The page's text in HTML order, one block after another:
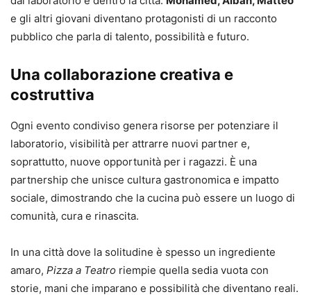
e gli altri giovani diventano protagonisti di un racconto
pubblico che parla di talento, possibilità e futuro.
Una collaborazione creativa e
costruttiva
Ogni evento condiviso genera risorse per potenziare il
laboratorio, visibilità per attrarre nuovi partner e,
soprattutto, nuove opportunità per i ragazzi. È una
partnership che unisce cultura gastronomica e impatto
sociale, dimostrando che la cucina può essere un luogo di
comunità, cura e rinascita.
In una città dove la solitudine è spesso un ingrediente
amaro, Pizza a Teatro riempie quella sedia vuota con
storie, mani che imparano e possibilità che diventano reali.